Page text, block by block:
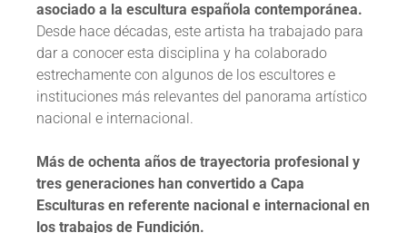
asociado a la escultura española contemporánea.
Desde hace décadas, este artista ha trabajado para
dar a conocer esta disciplina y ha colaborado
estrechamente con algunos de los escultores e
instituciones más relevantes del panorama artístico
nacional e internacional.
Más de ochenta años de trayectoria profesional y
tres generaciones han convertido a Capa
Esculturas en referente nacional e internacional en
los trabajos de Fundición.